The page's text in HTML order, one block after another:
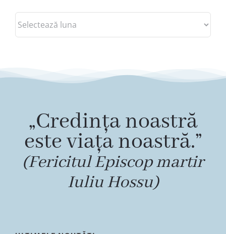
Arhive
„Credința noastră
este viața noastră.”
(Fericitul Episcop martir
Iuliu Hossu)